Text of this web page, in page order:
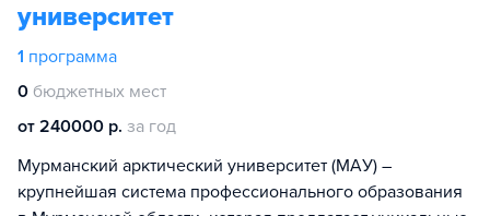
университет
1 программа
0 бюджетных мест
от 240000 р. за год
Мурманский арктический университет (МАУ) –
крупнейшая система профессионального образования